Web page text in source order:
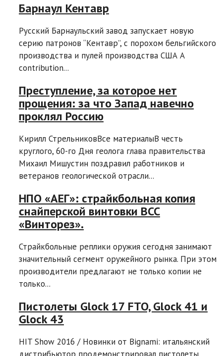
Барнаул Кентавр
Русский Барнаульский завод запускает новую
серию патронов “Кентавр”, с порохом бельгийского
производства и пулей производства США A
contribution...
Преступление, за которое нет
прощения: за что Запад навечно
проклял Россию
Кирилл СтрельниковВсе материалыВ честь
круглого, 60-го Дня геолога глава правительства
Михаил Мишустин поздравил работников и
ветеранов геологической отрасли...
НПО «АЕГ»: страйкбольная копия
снайперской винтовки ВСС
«Винторез».
Страйкбольные реплики оружия сегодня занимают
значительный сегмент оружейного рынка. При этом
производители предлагают не только копии не
только...
Пистолеты Glock 17 FTO, Glock 41 и
Glock 43
HIT Show 2016 / Новинки от Bignami: итальянский